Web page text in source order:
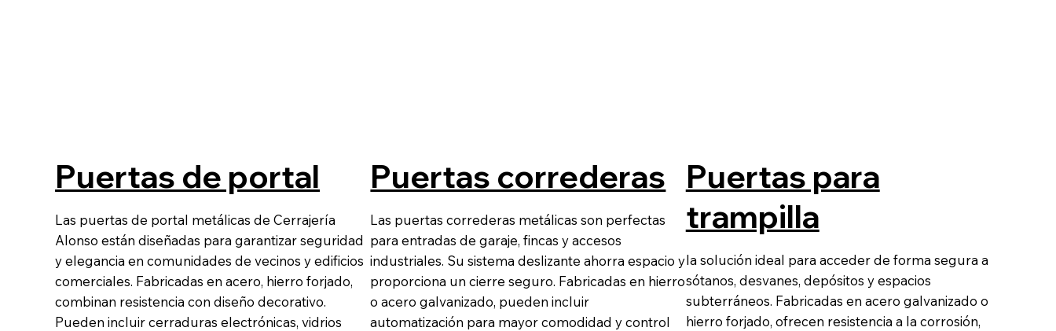
Puertas de portal
Las puertas de portal metálicas de Cerrajería
Alonso están diseñadas para garantizar seguridad
y elegancia en comunidades de vecinos y edificios
comerciales. Fabricadas en acero, hierro forjado,
combinan resistencia con diseño decorativo.
Pueden incluir cerraduras electrónicas, vidrios
Puertas correderas
Las puertas correderas metálicas son perfectas
para entradas de garaje, fincas y accesos
industriales. Su sistema deslizante ahorra espacio y
proporciona un cierre seguro. Fabricadas en hierro
o acero galvanizado, pueden incluir
automatización para mayor comodidad y control
Puertas para
trampilla
la solución ideal para acceder de forma segura a
sótanos, desvanes, depósitos y espacios
subterráneos. Fabricadas en acero galvanizado o
hierro forjado, ofrecen resistencia a la corrosión,